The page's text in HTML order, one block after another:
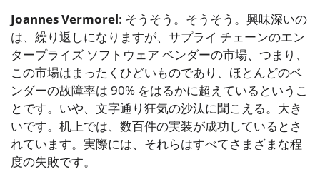
Joannes Vermorel: そうそう。そうそう。興味深いの
は、繰り返しになりますが、サプライ チェーンのエン
タープライズ ソフトウェア ベンダーの市場、つまり、
この市場はまったくひどいものであり、ほとんどのベ
ンダーの故障率は 90% をはるかに超えているというこ
とです。いや、文字通り狂気の沙汰に聞こえる。大き
いです。机上では、数百件の実装が成功しているとさ
れています。実際には、それらはすべてさまざまな程
度の失敗です。